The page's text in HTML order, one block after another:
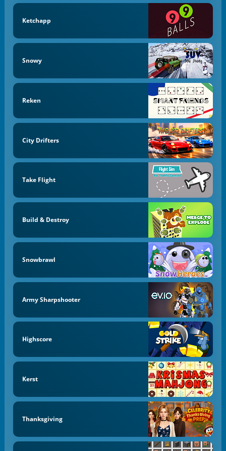
Ketchapp
Snowy
Reken
City Drifters
Take Flight
Build & Destroy
Snowbrawl
Army Sharpshooter
Highscore
Kerst
Thanksgiving